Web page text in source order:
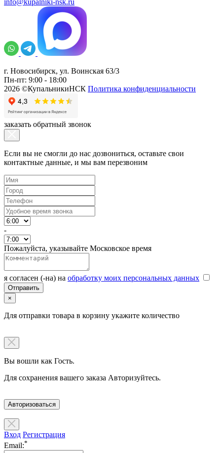
г. Новосибирск, ул. Воинская 63/3
Пн-пт: 9:00 - 18:00
2026 ©КупальникиНСК Политика конфиденциальности
заказать обратный звонок
Если вы не смогли до нас дозвониться, оставьте свои
контактные данные, и мы вам перезвоним
-
Пожалуйста, указывайте Московское время
я согласен (-на) на обработку моих персональных данных
×
Для отправки товара в корзину укажите количество
Вы вошли как Гость.
Для сохранения вашего заказа Авторизуйтесь.
Авторизоваться
Вход Регистрация
Email:*